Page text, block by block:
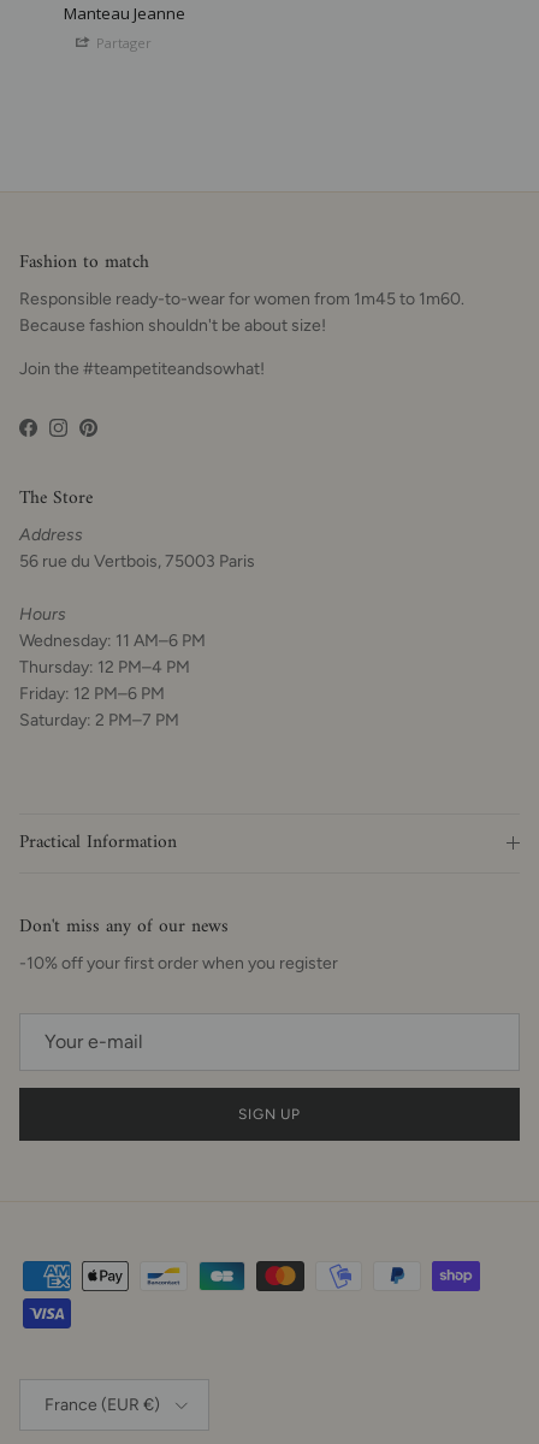
Manteau Jeanne
Partager
Fashion to match
Responsible ready-to-wear for women from 1m45 to 1m60.
Because fashion shouldn't be about size!
Join the #teampetiteandsowhat!
Facebook
Instagram
Pinterest
The Store
Address
56 rue du Vertbois, 75003 Paris
Hours
Wednesday: 11 AM–6 PM
Thursday: 12 PM–4 PM
Friday: 12 PM–6 PM
Saturday: 2 PM–7 PM
Practical Information
Don't miss any of our news
-10% off your first order when you register
SIGN UP
France (EUR €)